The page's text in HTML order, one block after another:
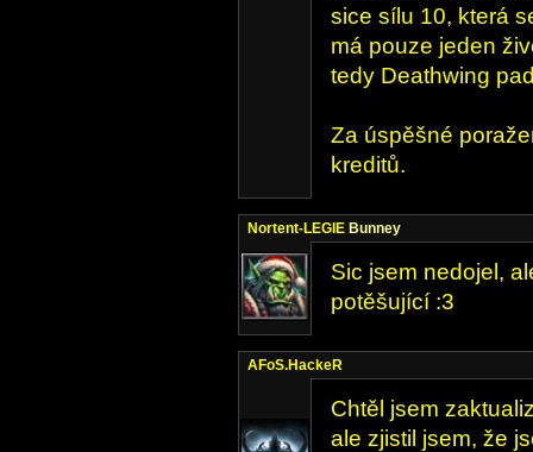
sice sílu 10, která
má pouze jeden
tedy Deathwing
Za úspěšné
kreditů.
Nortent-LEGIE Bunney
Sic jsem nedojel,
potěšující :3
AFoS.HackeR
Chtěl jsem
ale zjistil jsem, že